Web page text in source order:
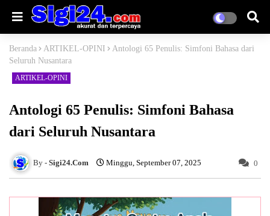
Beranda ARTIKEL-OPINI
Antologi 65 Penulis: Simfoni Bahasa dari
Seluruh Nusantara
ARTIKEL-OPINI
Antologi 65 Penulis: Simfoni Bahasa
dari Seluruh Nusantara
Sigi24.Com Minggu, September 07, 2025 0